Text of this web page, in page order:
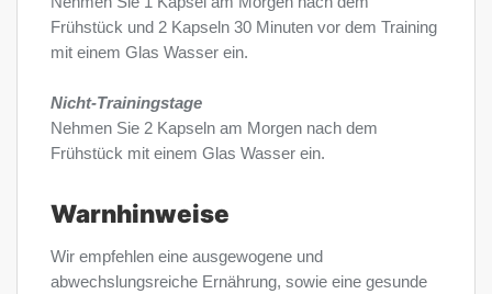
Frühstück und 2 Kapseln 30 Minuten vor dem Training
mit einem Glas Wasser ein.
Nicht-Trainingstage
Nehmen Sie 2 Kapseln am Morgen nach dem
Frühstück mit einem Glas Wasser ein.
Warnhinweise
Wir empfehlen eine ausgewogene und
abwechslungsreiche Ernährung, sowie eine gesunde